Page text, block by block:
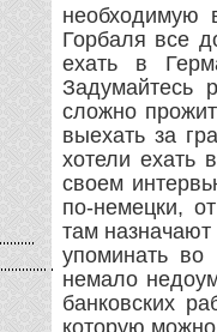
необходимую
Горбаля все
ехать в
Задумайтесь
сложно
выехать за
хотели ехать
своем
по-немецки,
там
упоминать
немало
банковских
которую